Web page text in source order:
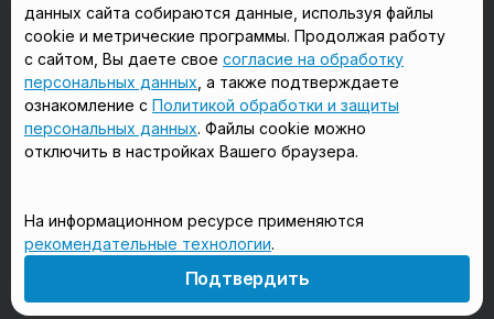
в Сергиевом Посаде в Люберцах
в Красногорске в Королёве
в Домодедово в Щёлково
18+
Мы в соцсетях
данных сайта собираются данные, используя файлы
cookie и метрические программы. Продолжая работу
с сайтом, Вы даете свое согласие на обработку
персональных данных , а также подтверждаете
ознакомление с Политикой обработки и защиты
персональных данных. Файлы cookie можно
отключить в настройках Вашего браузера.
На информационном ресурсе применяются
рекомендательные технологии.
Подтвердить